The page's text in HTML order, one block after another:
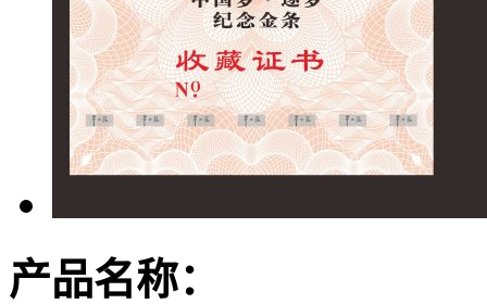
产品名称：